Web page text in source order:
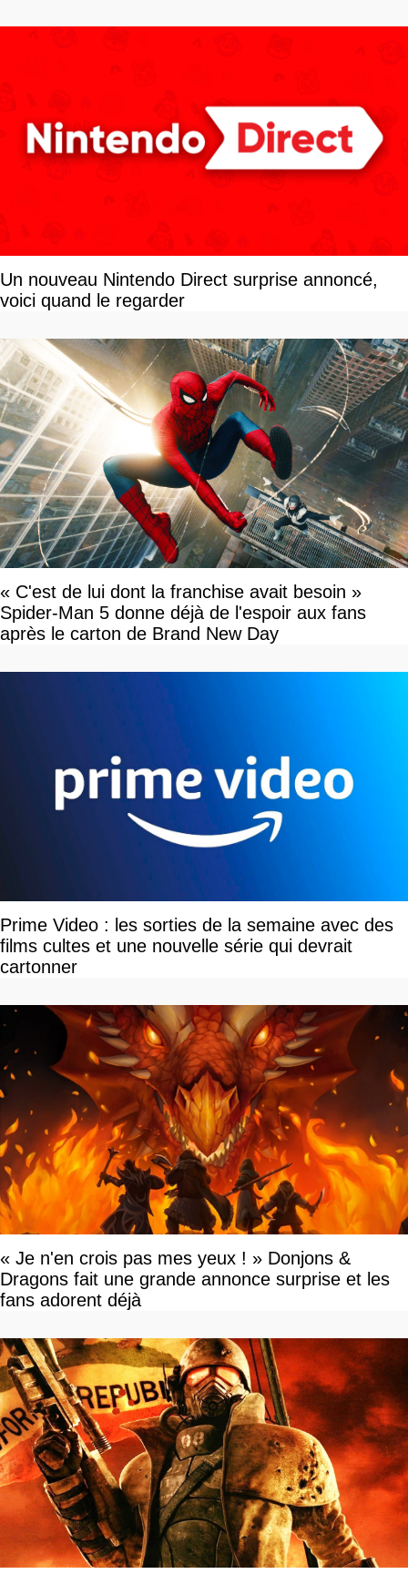
Un nouveau Nintendo Direct surprise annoncé,
voici quand le regarder
« C'est de lui dont la franchise avait besoin »
Spider-Man 5 donne déjà de l'espoir aux fans
après le carton de Brand New Day
Prime Video : les sorties de la semaine avec des
films cultes et une nouvelle série qui devrait
cartonner
« Je n'en crois pas mes yeux ! » Donjons &
Dragons fait une grande annonce surprise et les
fans adorent déjà